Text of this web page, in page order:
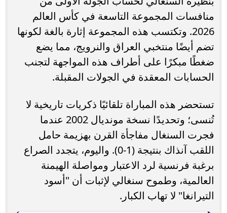
منافسات المجموعة التاسعة في كأس العالم
2026. وتكتسب هذه المجموعة إثارة بالغة لكونها
تضم أيضًا منتخبي العراق والنرويج، مما يضع
ضغطًا مبكرًا على أطراف هذه المواجهة لتجنب
الحسابات المعقدة في الجولات المقبلة.
تستحضر هذه المباراة تلقائيًا ذكريات تاريخية لا
تُنسى؛ وتحديدًا نسخة مونديال 2002 عندما
فجرت السنغال مفاجأة القرن بهزيمة حامل
اللقب آنذاك بنتيجة (1-0). واليوم، يتجدد الصراع
برغبة فرنسية لرد الاعتبار ومواصلة الهيمنة
العالمية، وطموح سنغالي لإثبات أن "أسود
التيرانغا" لا تهاب الكبار.